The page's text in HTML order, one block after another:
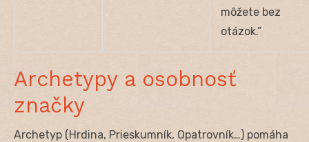
môžete bez
otázok.”
Archetypy a osobnosť
značky
Archetyp (Hrdina, Prieskumník, Opatrovník…) pomáha